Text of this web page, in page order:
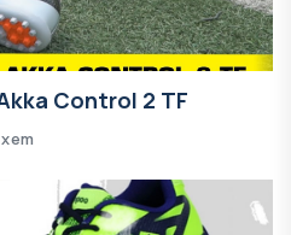
Control 2 TF